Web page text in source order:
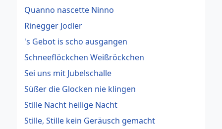
Quanno nascette Ninno
Rinegger Jodler
's Gebot is scho ausgangen
Schneeflöckchen Weißröckchen
Sei uns mit Jubelschalle
Süßer die Glocken nie klingen
Stille Nacht heilige Nacht
Stille, Stille kein Geräusch gemacht